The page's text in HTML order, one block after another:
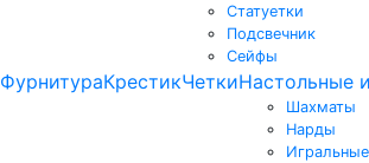
Статуетки
Подсвечник
Сейфы
ФурнитураКрестикЧеткиНастольные
Шахматы
Нарды